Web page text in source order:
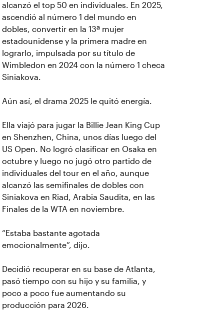
alcanzó el top 50 en individuales. En 2025,
ascendió al número 1 del mundo en
dobles, convertir en la 13ª mujer
estadounidense y la primera madre en
lograrlo, impulsada por su título de
Wimbledon en 2024 con la número 1 checa
Siniakova.
Aún así, el drama 2025 le quitó energía.
Ella viajó para jugar la Billie Jean King Cup
en Shenzhen, China, unos días luego del
US Open. No logró clasificar en Osaka en
octubre y luego no jugó otro partido de
individuales del tour en el año, aunque
alcanzó las semifinales de dobles con
Siniakova en Riad, Arabia Saudita, en las
Finales de la WTA en noviembre.
“Estaba bastante agotada
emocionalmente”, dijo.
Decidió recuperar en su base de Atlanta,
pasó tiempo con su hijo y su familia, y
poco a poco fue aumentando su
producción para 2026.